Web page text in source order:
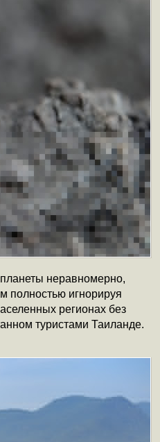
неравномерно,
полностью игнорируя
регионах без
туристами Таиланде.